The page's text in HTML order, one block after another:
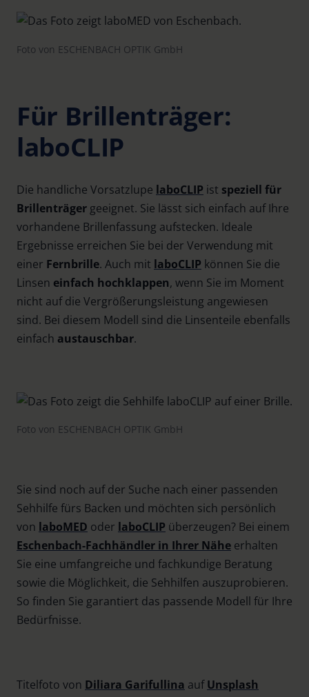
Foto von ESCHENBACH OPTIK GmbH
Für Brillenträger:
laboCLIP
Die handliche Vorsatzlupe laboCLIP ist speziell für
Brillenträger geeignet. Sie lässt sich einfach auf Ihre
vorhandene Brillenfassung aufstecken. Ideale
Ergebnisse erreichen Sie bei der Verwendung mit
einer Fernbrille. Auch mit laboCLIP können Sie die
Linsen einfach hochklappen, wenn Sie im Moment
nicht auf die Vergrößerungsleistung angewiesen
sind. Bei diesem Modell sind die Linsenteile ebenfalls
einfach austauschbar.
Foto von ESCHENBACH OPTIK GmbH
Sie sind noch auf der Suche nach einer passenden
Sehhilfe fürs Backen und möchten sich persönlich
von laboMED oder laboCLIP überzeugen? Bei einem
Eschenbach-Fachhändler in Ihrer Nähe erhalten
Sie eine umfangreiche und fachkundige Beratung
sowie die Möglichkeit, die Sehhilfen auszuprobieren.
So finden Sie garantiert das passende Modell für Ihre
Bedürfnisse.
Titelfoto von Diliara Garifullina aufUnsplash